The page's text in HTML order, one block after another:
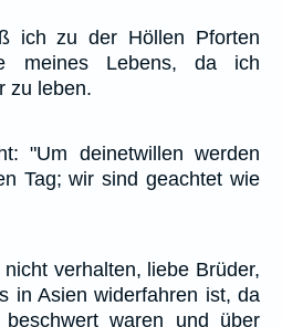
ich zu der Höllen Pforten
meines Lebens, da ich
zu leben.
"Um deinetwillen werden
Tag; wir sind geachtet wie
verhalten, liebe Brüder,
in Asien widerfahren ist, da
waren und über